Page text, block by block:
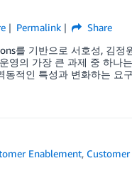
Permalink
Share
를 기반으로 서호성, 김정
영의 가장 큰 과제 중 하나
적인 특성과 변화하는 요
Enablement,